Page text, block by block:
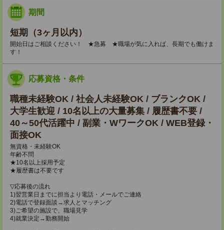
期間
短期（3ヶ月以内）
開始日はご相談ください！ ★急募 ★職場が気に入れば、長期でも働けま
す！
応募資格・条件
職種未経験OK / 社会人未経験OK / ブランクOK /
大学生歓迎 / 10名以上の大量募集 / 履歴書不要 /
40～50代活躍中 / 副業・WワークOK / WEB登録・
面接OK
無資格・未経験OK
年齢不問
★10名以上採用予定
★履歴書は不要です
▽応募後の流れ
1)翌営業日までに担当より電話・メールでご連絡
2)電話で登録面談→求人とマッチング
3)ご希望の施設で、職場見学
4)就業決定→勤務開始